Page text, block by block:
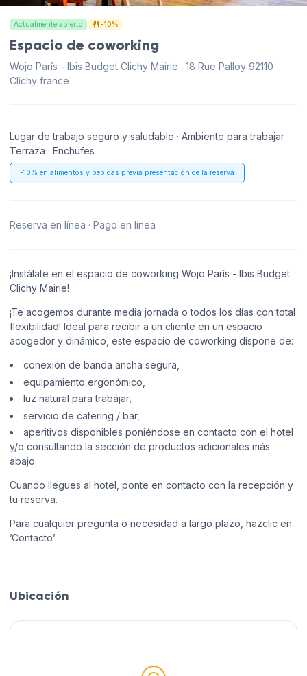
Actualmente abierto -10%
Espacio de coworking
Wojo París - Ibis Budget Clichy Mairie · 18 Rue Palloy 92110
Clichy france
Lugar de trabajo seguro y saludable · Ambiente para trabajar ·
Terraza · Enchufes
-10% en alimentos y bebidas previa presentación de la reserva
Reserva en línea · Pago en línea
¡Instálate en el espacio de coworking Wojo París - Ibis Budget
Clichy Mairie!
¡Te acogemos durante media jornada o todos los días con total
flexibilidad! Ideal para recibir a un cliente en un espacio
acogedor y dinámico, este espacio de coworking dispone de:
conexión de banda ancha segura,
equipamiento ergonómico,
luz natural para trabajar,
servicio de catering / bar,
aperitivos disponibles poniéndose en contacto con el hotel
y/o consultando la sección de productos adicionales más
abajo.
Cuando llegues al hotel, ponte en contacto con la recepción y
tu reserva.
Para cualquier pregunta o necesidad a largo plazo, hazclic en
’Contacto’.
Ubicación